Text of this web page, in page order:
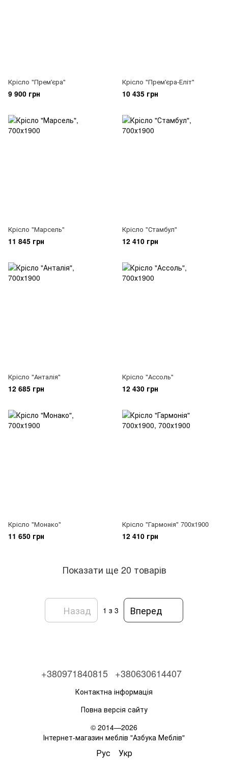
Крісло "Прем'єра"
9 900 грн
Крісло "Прем'єра-Еліт"
10 435 грн
Крісло "Марсель"
11 845 грн
Крісло "Стамбул"
12 410 грн
Крісло "Анталія"
12 685 грн
Крісло "Ассоль"
12 430 грн
Крісло "Монако"
11 650 грн
Крісло "Гармонія" 700х1900
12 410 грн
Показати ще 20 товарів
Назад 1 з 3 Вперед
+380971840815 +380630614407
Контактна інформація
Повна версія сайту
© 2014—2026
Інтернет-магазин меблів "Азбука Меблів"
Рус Укр